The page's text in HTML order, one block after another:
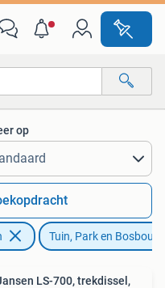
op
Tuin, Park en Bosbouw
LS-700, trekdissel,